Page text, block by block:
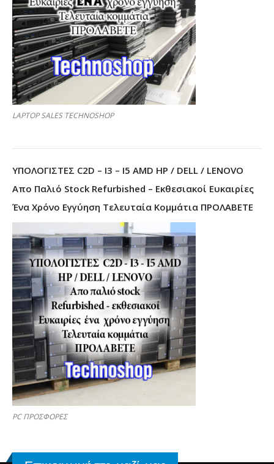
LAPTOP SALES TECHNOSHOP
ΥΠΟΛΟΓΙΣΤΕΣ C2D – I3 – I5 AMD HP / DELL / LENOVO
Απο Παλιό Stock Refurbished – Εκθεσιακοί Ευκαιρίες
Ένα Χρόνο Εγγύηση Τελευταία Κομμάτια ΠΡΟΛΑΒΕΤΕ
PC ΠΡΟΣΦΟΡΕΣ